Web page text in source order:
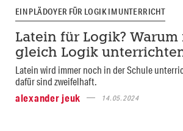
EIN PLÄDOYER FÜR LOGIK IM UNTERRICHT
Latein für Logik? Warum
gleich Logik
Latein wird immer noch in der Schule
dafür sind zweifelhaft.
alexander jeuk
14.05.2024